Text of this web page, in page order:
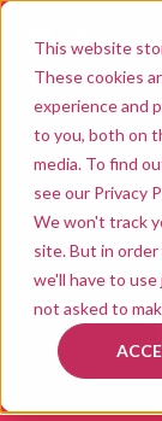
This website
These cookies
experience and
to you, both on
media. To find
see our Privacy
We won't track
site. But in
we'll have to
not asked to